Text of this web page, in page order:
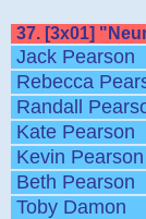
37. [3x01]
Jack Pearson
Rebecca
Randall
Kate Pearson
Kevin Pearson
Beth Pearson
Toby Damon